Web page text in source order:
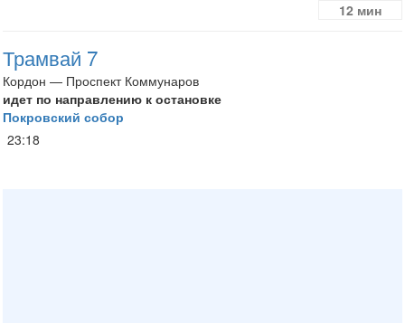
12 мин
Трамвай 7
Кордон — Проспект Коммунаров
идет по направлению к остановке
Покровский собор
23:18